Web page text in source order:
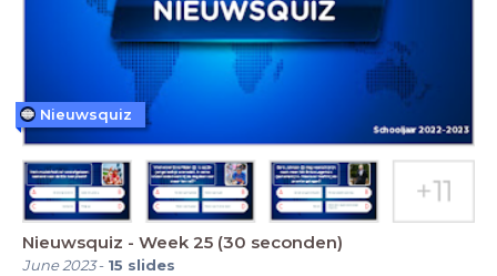
Nieuwsquiz - Week 25 (30 seconden)
June 2023- 15 slides
Nieuwsquiz